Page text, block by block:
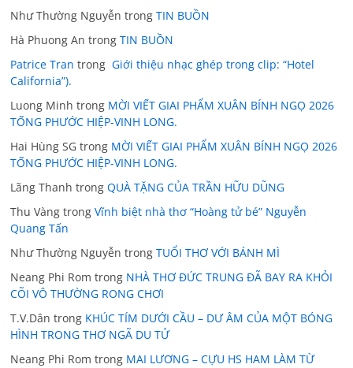
Như Thường Nguyễn trongTIN BUỒN
Hà Phuong An trongTIN BUỒN
Patrice Tran trong Giới thiệu nhạc ghép trong clip: “Hotel
California”).
Luong Minh trong MỜI VIẾT GIAI PHẨM XUÂN BÍNH NGỌ 2026
TỐNG PHƯỚC HIỆP-VINH LONG.
Hai Hùng SG trong MỜI VIẾT GIAI PHẨM XUÂN BÍNH NGỌ 2026
TỐNG PHƯỚC HIỆP-VINH LONG.
Lãng Thanh trongQUÀ TẶNG CỦA TRẦN HỮU DŨNG
Thu Vàng trongVĩnh biệt nhà thơ “Hoàng tử bé” Nguyễn
Quang Tấn
Như Thường Nguyễn trongTUỔI THƠ VỚI BÁNH MÌ
Neang Phi Rom trong NHÀ THƠ ĐỨC TRUNG ĐÃ BAY RA KHỎI
CÕI VÔ THƯỜNG RONG CHƠI
T.V.Dân trong KHÚC TÍM DƯỚI CẦU – DƯ ÂM CỦA MỘT BÓNG
HÌNH TRONG THƠ NGÃ DU TỬ
Neang Phi Rom trong MAI LƯƠNG – CỰU HS HAM LÀM TỪ